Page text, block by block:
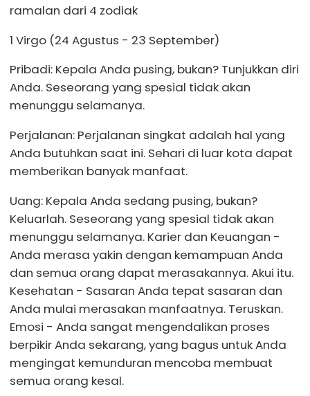
ramalan dari 4 zodiak
1 Virgo (24 Agustus - 23 September)
Pribadi: Kepala Anda pusing, bukan? Tunjukkan diri
Anda. Seseorang yang spesial tidak akan
menunggu selamanya.
Perjalanan: Perjalanan singkat adalah hal yang
Anda butuhkan saat ini. Sehari di luar kota dapat
memberikan banyak manfaat.
Uang: Kepala Anda sedang pusing, bukan?
Keluarlah. Seseorang yang spesial tidak akan
menunggu selamanya. Karier dan Keuangan -
Anda merasa yakin dengan kemampuan Anda
dan semua orang dapat merasakannya. Akui itu.
Kesehatan - Sasaran Anda tepat sasaran dan
Anda mulai merasakan manfaatnya. Teruskan.
Emosi - Anda sangat mengendalikan proses
berpikir Anda sekarang, yang bagus untuk Anda
mengingat kemunduran mencoba membuat
semua orang kesal.